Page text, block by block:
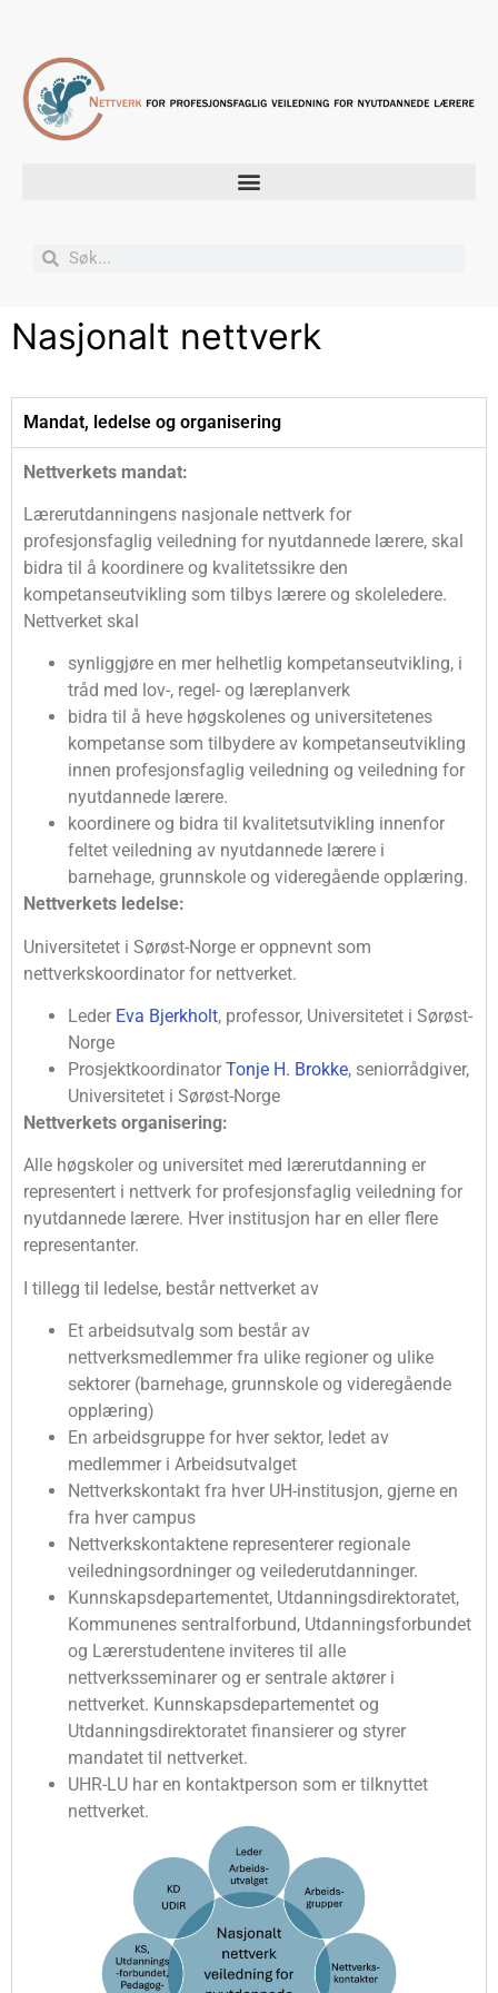
Nasjonalt nettverk
Mandat, ledelse og organisering
Nettverkets mandat:
Lærerutdanningens nasjonale nettverk for
profesjonsfaglig veiledning for nyutdannede lærere, skal
bidra til å koordinere og kvalitetssikre den
kompetanseutvikling som tilbys lærere og skoleledere.
Nettverket skal
synliggjøre en mer helhetlig kompetanseutvikling, i
tråd med lov-, regel- og læreplanverk
bidra til å heve høgskolenes og universitetenes
kompetanse som tilbydere av kompetanseutvikling
innen profesjonsfaglig veiledning og veiledning for
nyutdannede lærere.
koordinere og bidra til kvalitetsutvikling innenfor
feltet veiledning av nyutdannede lærere i
barnehage, grunnskole og videregående opplæring.
Nettverkets ledelse:
Universitetet i Sørøst-Norge er oppnevnt som
nettverkskoordinator for nettverket.
Leder Eva Bjerkholt, professor, Universitetet i Sørøst-
Norge
Prosjektkoordinator Tonje H. Brokke, seniorrådgiver,
Universitetet i Sørøst-Norge
Nettverkets organisering:
Alle høgskoler og universitet med lærerutdanning er
representert i nettverk for profesjonsfaglig veiledning for
nyutdannede lærere. Hver institusjon har en eller flere
representanter.
I tillegg til ledelse, består nettverket av
Et arbeidsutvalg som består av
nettverksmedlemmer fra ulike regioner og ulike
sektorer (barnehage, grunnskole og videregående
opplæring)
En arbeidsgruppe for hver sektor, ledet av
medlemmer i Arbeidsutvalget
Nettverkskontakt fra hver UH-institusjon, gjerne en
fra hver campus
Nettverkskontaktene representerer regionale
veiledningsordninger og veilederutdanninger.
Kunnskapsdepartementet, Utdanningsdirektoratet,
Kommunenes sentralforbund, Utdanningsforbundet
og Lærerstudentene inviteres til alle
nettverksseminarer og er sentrale aktører i
nettverket. Kunnskapsdepartementet og
Utdanningsdirektoratet finansierer og styrer
mandatet til nettverket.
UHR-LU har en kontaktperson som er tilknyttet
nettverket.